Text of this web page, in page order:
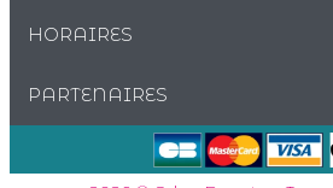
HORAIRES
PARTENAIRES